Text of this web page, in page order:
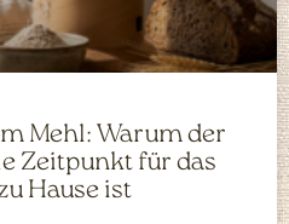
Mehl: Warum der
Zeitpunkt für das
Hause ist